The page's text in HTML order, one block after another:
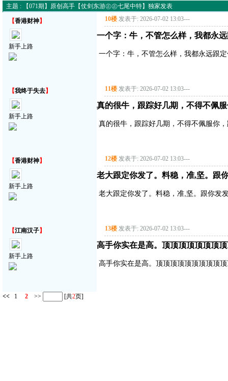
主题 : 【071期】原创高手【仗剑东游㊣㊣七尾中特】独家发表
【香港财神】
新手上路
10楼 发表于: 2026-07-02 13:03---
一个字：牛，不管怎么样，我都永
一个字：牛，不管怎么样，我都永远跟
【我终于失去】
新手上路
11楼 发表于: 2026-07-02 13:03---
真的很牛，跟踪好几期，不得不佩
真的很牛，跟踪好几期，不得不佩服你
【香港财神】
新手上路
12楼 发表于: 2026-07-02 13:03---
老大跟定你发了。料稳，准,坚。跟
老大跟定你发了。料稳，准,坚。跟你发
【江南汉子】
新手上路
13楼 发表于: 2026-07-02 13:03---
高手你实在是高。顶顶顶顶顶顶顶
高手你实在是高。顶顶顶顶顶顶顶顶顶
<< 1 2 >> [共2页]